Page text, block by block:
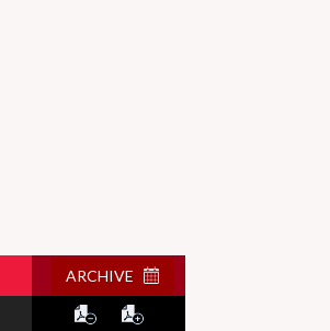
ARCHIVE